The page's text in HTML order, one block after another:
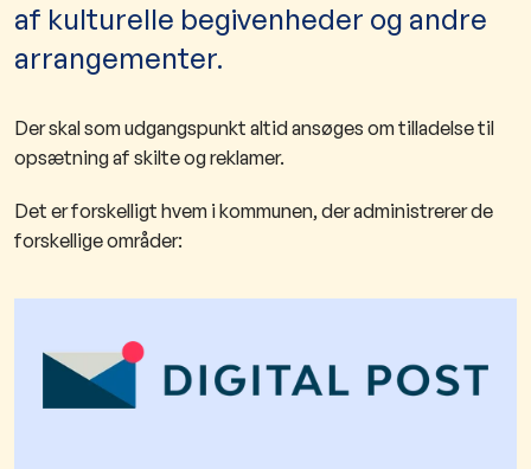
af kulturelle begivenheder og andre
arrangementer.
Der skal som udgangspunkt altid ansøges om tilladelse til
opsætning af skilte og reklamer.
Det er forskelligt hvem i kommunen, der administrerer de
forskellige områder:​